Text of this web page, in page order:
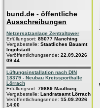
bund.de - öffentliche
Ausschreibungen
Netzersatzanlage Zentraltower
Erfüllungsort: 85077 Manching
Vergabestelle: Staatliches Bauamt
Ingolstadt
Veröffentlichungsende: 22.09.2026
09:44
Lüftungsinstallation nach DIN
18379 - Neubau Kreissporthalle
Lörrach
Erfüllungsort: 79689 Maulburg
Vergabestelle: Landratsamt Lörrach
Veröffentlichungsende: 15.09.2026
14:00